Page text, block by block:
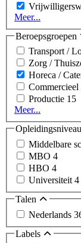
Meer...
Beroepsgroepen
Transport /
Zorg /
Horeca /
Productie 15
Meer...
Middelbare
MBO 4
HBO 4
Universiteit 4
Talen
Nederlands
Labels